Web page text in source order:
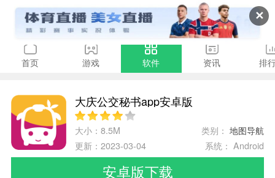
✕
首页 游戏 软件 资讯 排
大庆公交秘书app安卓版
大小：8.5M 类别：地图导航
更新：2023-03-04
系统： Android
安卓版下载